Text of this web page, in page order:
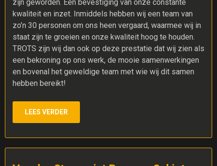
zijn geworden. Een bevestiging van onze constante
kwaliteit en inzet. Inmiddels hebben wij een team van
zo’n 30 personen om ons heen vergaard, waarmee wij in
staat zijn te groeien en onze kwaliteit hoog te houden.
TROTS zijn wij dan ook op deze prestatie dat wij zien als
een bekroning op ons werk, de mooie samenwerkingen
en bovenal het geweldige team met wie wij dit samen
hebben bereikt!
LEES VERDER